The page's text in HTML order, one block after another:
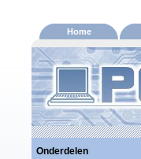
Home
Onderdelen